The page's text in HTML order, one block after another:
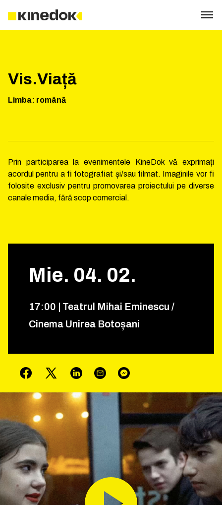
Vis.Viață
Limba: română
Prin participarea la evenimentele KineDok vă exprimați
acordul pentru a fi fotografiat și/sau filmat. Imaginile vor fi
folosite exclusiv pentru promovarea proiectului pe diverse
canale media, fără scop comercial.
Mie. 04. 02.
17:00
Teatrul Mihai Eminescu /
Cinema Unirea Botoșani